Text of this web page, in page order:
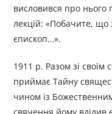
висловився про нього
лекцій: «Побачите, що
єпископ…».
1911 р. Разом зі
приймає Тайну
чином із